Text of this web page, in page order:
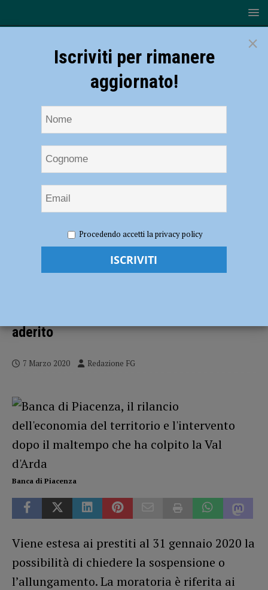
associazioni di impresa aggiornano e rafforzano le moratorie: Banca
di Piacenza ha già aderito
Coronavirus, Abi e le associazioni di
aderito
7 Marzo 2020 Redazione FG
Banca di Piacenza
Viene estesa ai prestiti al 31 gennaio 2020 la
possibilità di chiedere la sospensione o
l’allungamento. La moratoria è riferita ai
×
Iscriviti per rimanere
aggiornato!
Procedendo accetti la privacy policy